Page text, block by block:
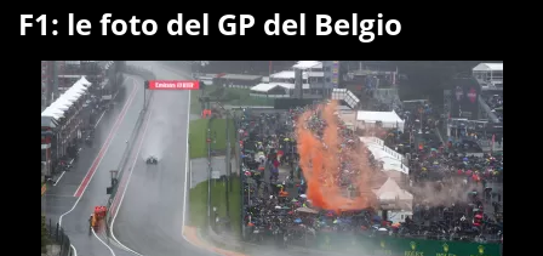
F1: le foto del GP del Belgio